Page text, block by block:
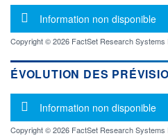
Message d'information
Information non disponible
Copyright © 2026 FactSet Research Systems
ÉVOLUTION DES
Message d'information
Information non disponible
Copyright © 2026 FactSet Research Systems